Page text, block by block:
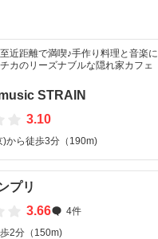
近距離で満喫♪手作り料理と音楽に
カのリーズナブルな隠れ家カフェ
STRAIN
3.10
)から徒歩3分（190m)
プリ
3.66
4件
2分（150m)